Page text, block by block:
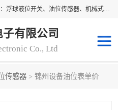
东莞市柏奥电子有限公司主要经营产品：浮球液位开关、油位传感器、机械式油表、浮球液位计、水位控制浮球阀、料位开关，水流开关、油水位控制配套仪表等。柏奥电子，您可信赖的合作伙伴
有限公司
Co., Ltd
传感器 > 锦州设备油位表单价